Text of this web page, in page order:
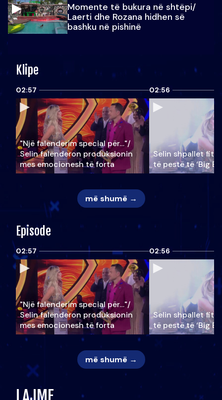
Momente të bukura në shtëpi/
Laerti dhe Rozana hidhen së
bashku në pishinë
Klipe
02:57
"Një falenderim special për…"/
Selin falënderon produksionin
mes emocionesh të forta
02:56
Selin shpallet
të pestë të ‘Big
më shumë →
Episode
02:57
"Një falenderim special për…"/
Selin falënderon produksionin
mes emocionesh të forta
02:56
Selin shpallet
të pestë të ‘Big
më shumë →